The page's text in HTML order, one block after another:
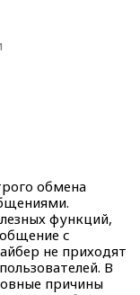
обмена
функций,
с
не приходят
В
причины